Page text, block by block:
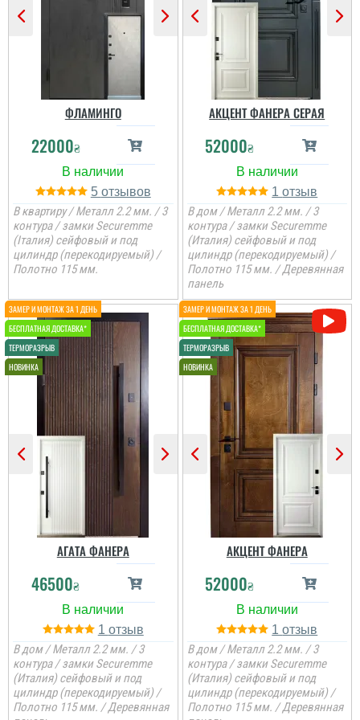
ціна, мені потрібно були
закрить два проєми і
мене все влаштувало....
Аліна
ФЛАМИНГО
22000₴
5
В квартиру / Металл 2.2 мм. / 3
контура / замки Securemme
(Італия) сейфовый и под
цилиндр (перекодируемый) /
Полотно 115 мм.
АКЦЕНТ ФАНЕРА СЕРАЯ
52000₴
1
В дом / Металл 2.2 мм. / 3
контура / замки Securemme
(Италия) сейфовый и под
цилиндр (перекодируемый) /
Полотно 115 мм. / Деревянная
панель
АГАТА ФАНЕРА
46500₴
1
В дом / Металл 2.2 мм. / 3
контура / замки Securemme
(Италия) сейфовый и под
цилиндр (перекодируемый) /
Полотно 115 мм. / Деревянная
АКЦЕНТ ФАНЕРА
52000₴
1
В дом / Металл 2.2 мм. / 3
контура / замки Securemme
(Италия) сейфовый и под
цилиндр (перекодируемый) /
Полотно 115 мм. / Деревянная